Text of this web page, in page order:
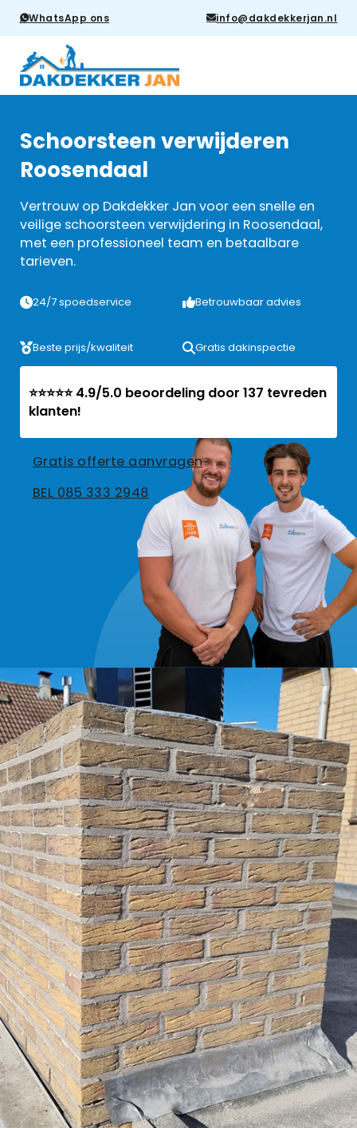
WhatsApp ons info@dakdekkerjan.nl
Schoorsteen verwijderen
Roosendaal
Vertrouw op Dakdekker Jan voor een snelle en
veilige schoorsteen verwijdering in Roosendaal,
met een professioneel team en betaalbare
tarieven.
24/7 spoedservice Betrouwbaar advies
Beste prijs/kwaliteit Gratis dakinspectie
⭐⭐⭐⭐⭐ 4.9/5.0 beoordeling door 137 tevreden
klanten!
Gratis offerte aanvragen
BEL 085 333 2948